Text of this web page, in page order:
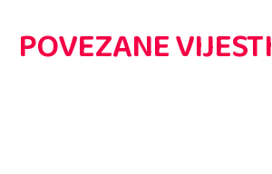
POVEZANE VIJESTI